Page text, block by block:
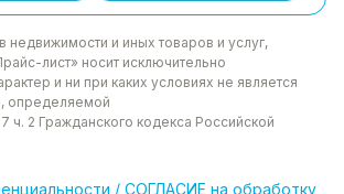
недвижимости и иных товаров и услуг,
лист» носит исключительно
и ни при каких условиях не является
определяемой
ч. 2 Гражданского кодекса Российской
/ СОГЛАСИЕ на обработку